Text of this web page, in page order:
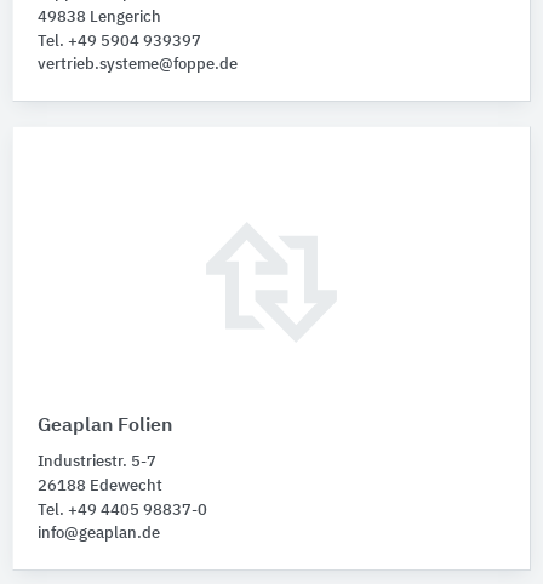
49838 Lengerich
Tel. +49 5904 939397
vertrieb.systeme@foppe.de
Geaplan Folien
Industriestr. 5-7
26188 Edewecht
Tel. +49 4405 98837-0
info@geaplan.de